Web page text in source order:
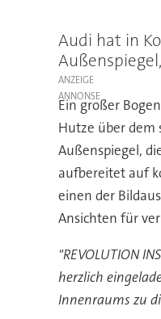
Audi hat in
ANZEIGE
Ein großer
Hutze über dem
Außenspiegel,
aufbereitet auf
einen der
Ansichten für
"REVOLUTION
herzlich
Innenraums zu